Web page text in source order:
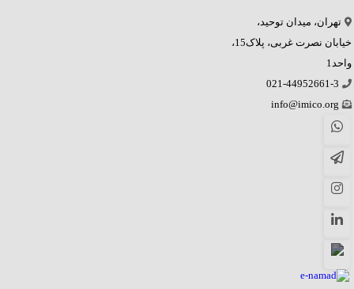
تهران، میدان توحید،
خیابان نصرت غربی، پلاک15،
واحد1
021-44952661-3
info@imico.org